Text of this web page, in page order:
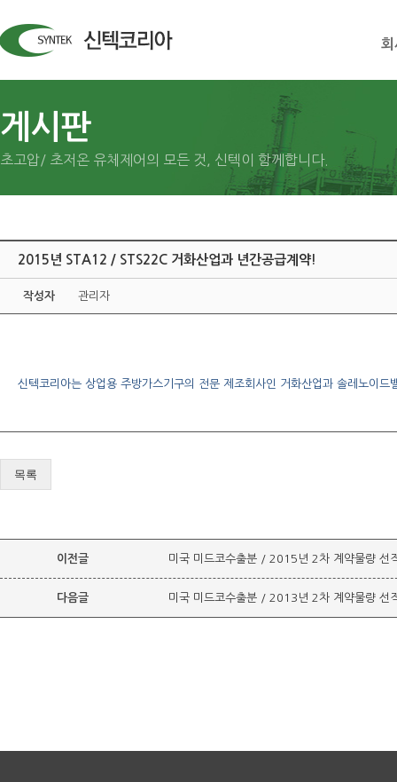
회
게시판
초고압/ 초저온 유체제어의 모든 것, 신텍이 함께합니다.
2015년 STA12 / STS22C 거화산업과 년간공급계약!
작성자 관리자
신텍코리아는 상업용 주방가스기구의 전문 제조회사인 거화산업과 솔레노이
목록
이전글 미국 미드코수출분 / 2015년 2차 계약물량 선
다음글 미국 미드코수출분 / 2013년 2차 계약물량 선